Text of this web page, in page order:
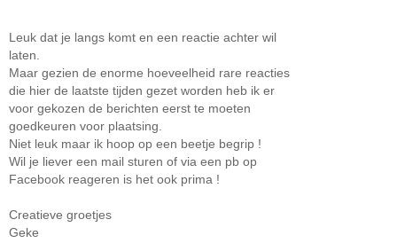
Leuk dat je langs komt en een reactie achter wil
laten.
Maar gezien de enorme hoeveelheid rare reacties
die hier de laatste tijden gezet worden heb ik er
voor gekozen de berichten eerst te moeten
goedkeuren voor plaatsing.
Niet leuk maar ik hoop op een beetje begrip !
Wil je liever een mail sturen of via een pb op
Facebook reageren is het ook prima !
Creatieve groetjes
Geke